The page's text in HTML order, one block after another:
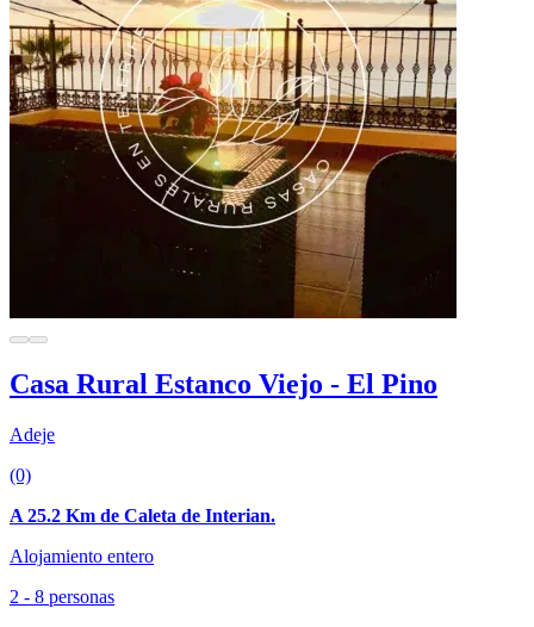
Casa Rural Estanco Viejo - El Pino
Adeje
(0)
A 25.2 Km de Caleta de Interian.
Alojamiento entero
2 - 8 personas